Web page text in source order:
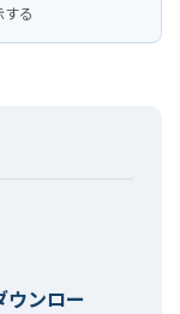
る
ウンロー